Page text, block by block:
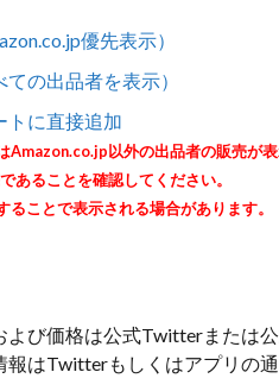
優先表示）
の出品者を表示）
トに直接追加
Amazon.co.jp以外の出品者の販売が
あることを確認してください。
ことで表示される場合があります。
よび価格は公式Twitterまたは
報はTwitterもしくはアプリの